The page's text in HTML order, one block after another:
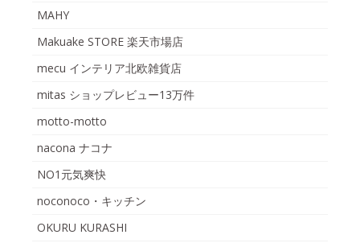
MAHY
Makuake STORE 楽天市場店
mecu インテリア北欧雑貨店
mitas ショップレビュー13万件
motto-motto
nacona ナコナ
NO1元気爽快
noconoco・キッチン
OKURU KURASHI